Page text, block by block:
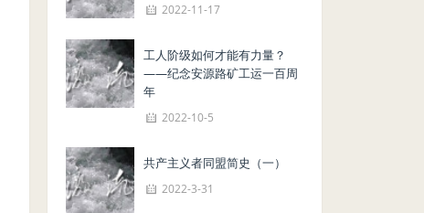
2022-11-17
工人阶级如何才能有力量？
——纪念安源路矿工运一百周
年
2022-10-5
共产主义者同盟简史（一）
2022-3-31